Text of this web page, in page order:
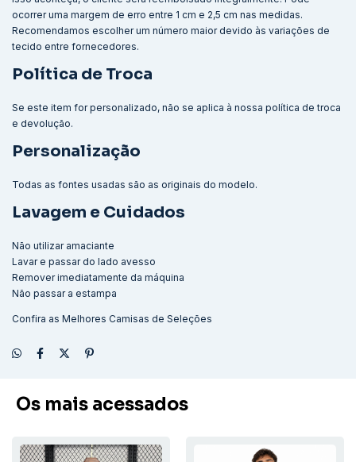
ocorrer uma margem de erro entre 1 cm e 2,5 cm nas medidas.
Recomendamos escolher um número maior devido às variações de
tecido entre fornecedores.
Política de Troca
Se este item for personalizado, não se aplica à nossa política de troca
e devolução.
Personalização
Todas as fontes usadas são as originais do modelo.
Lavagem e Cuidados
Não utilizar amaciante
Lavar e passar do lado avesso
Remover imediatamente da máquina
Não passar a estampa
Confira as Melhores Camisas de Seleções
Os mais acessados